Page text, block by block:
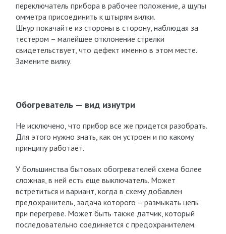
переключатель прибора в рабочее положение, а щупы
омметра присоединить к штырям вилки.
Шнур покачайте из стороны в сторону, наблюдая за
тестером – малейшее отклонение стрелки
свидетельствует, что дефект именно в этом месте.
Замените вилку.
Обогреватель — вид изнутри
Не исключено, что прибор все же придется разобрать.
Для этого нужно знать, как он устроен и по какому
принципу работает.
У большинства бытовых обогревателей схема более
сложная, в ней есть еще выключатель. Может
встретиться и вариант, когда в схему добавлен
предохранитель, задача которого – размыкать цепь
при перегреве. Может быть также датчик, который
последовательно соединяется с предохранителем.